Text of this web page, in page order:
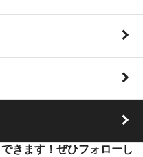
きます！ぜひフォローし